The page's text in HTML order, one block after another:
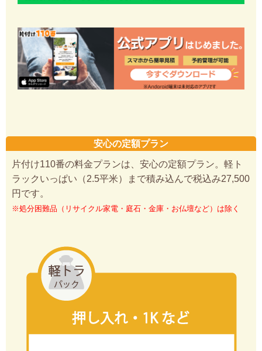
安心の定額プラン
片付け110番の料金プランは、安心の定額プラン。軽ト
ラックいっぱい（2.5平米）まで積み込んで税込み27,500
円です。
※処分困難品（リサイクル家電・庭石・金庫・お仏壇など）は除く